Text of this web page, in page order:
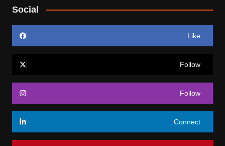
Social
Like
Follow
Follow
Connect